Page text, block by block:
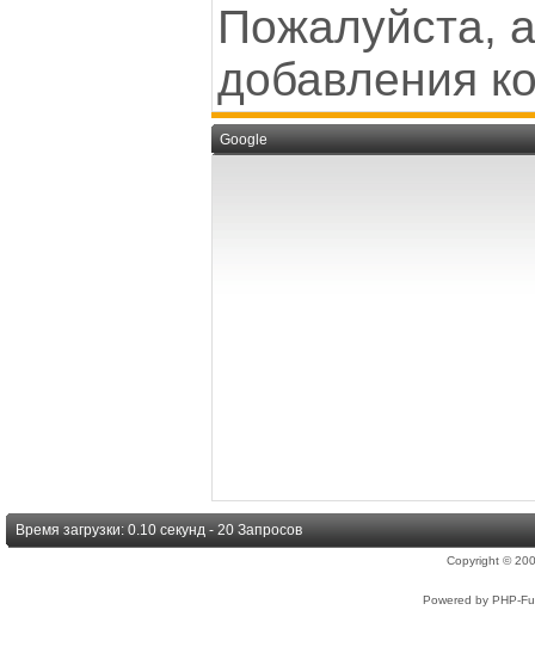
Пожалуйста,
добавления
Google
Время загрузки: 0.10 секунд - 20 Запросов
Copyright ©
Powered by PHP-